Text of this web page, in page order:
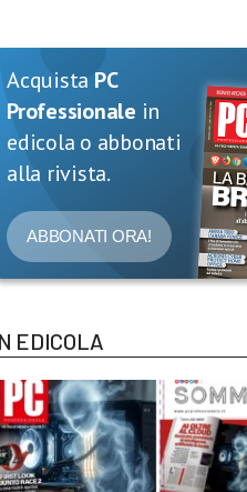
Acquista PC
Professionale in
edicola o abbonati
alla rivista.
ABBONATI ORA!
EDICOLA